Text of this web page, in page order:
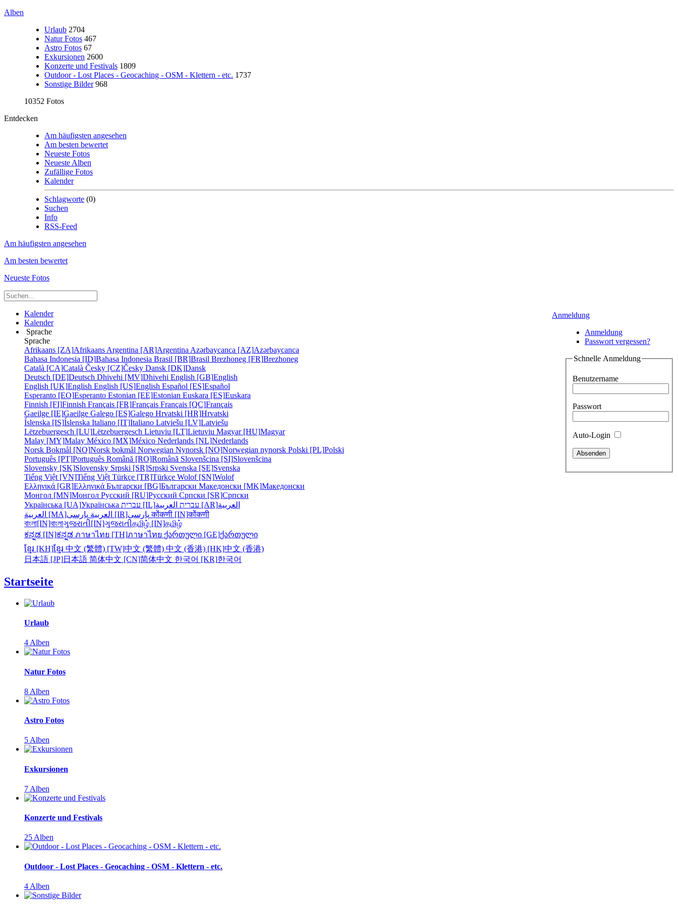
Alben
Urlaub 2704
Natur Fotos 467
Astro Fotos 67
Exkursionen 2600
Konzerte und Festivals 1809
Outdoor - Lost Places - Geocaching - OSM - Klettern - etc. 1737
Sonstige Bilder 968
10352 Fotos
Entdecken
Am häufigsten angesehen
Am besten bewertet
Neueste Fotos
Neueste Alben
Zufällige Fotos
Kalender
Schlagworte (0)
Suchen
Info
RSS-Feed
Am häufigsten angesehen
Am besten bewertet
Neueste Fotos
Anmeldung
Anmeldung
Passwort vergessen?
Schnelle Anmeldung
Benutzername
Passwort
Auto-Login
Kalender
Kalender
Sprache
Sprache
Afrikaans [ZA]Afrikaans Argentina [AR]Argentina Azərbaycanca [AZ]Azərbaycanca
Bahasa Indonesia [ID]Bahasa Indonesia Brasil [BR]Brasil Brezhoneg [FR]Brezhoneg
Català [CA]Català Česky [CZ]Česky Dansk [DK]Dansk
Deutsch [DE]Deutsch Dhivehi [MV]Dhivehi English [GB]English
English [UK]English English [US]English Español [ES]Español
Esperanto [EO]Esperanto Estonian [EE]Estonian Euskara [ES]Euskara
Finnish [FI]Finnish Français [FR]Français Français [QC]Français
Gaeilge [IE]Gaeilge Galego [ES]Galego Hrvatski [HR]Hrvatski
Íslenska [IS]Íslenska Italiano [IT]Italiano Latviešu [LV]Latviešu
Lëtzebuergesch [LU]Lëtzebuergesch Lietuviu [LT]Lietuviu Magyar [HU]Magyar
Malay [MY]Malay México [MX]México Nederlands [NL]Nederlands
Norsk Bokmål [NO]Norsk bokmål Norwegian Nynorsk [NO]Norwegian nynorsk Polski [PL]Polski
Português [PT]Português Română [RO]Română Slovenšcina [SI]Slovenšcina
Slovensky [SK]Slovensky Srpski [SR]Srpski Svenska [SE]Svenska
Tiếng Việt [VN]Tiếng Việt Türkçe [TR]Türkçe Wolof [SN]Wolof
Ελληνικά [GR]Ελληνικά Български [BG]Български Македонски [MK]Македонски
Монгол [MN]Монгол Русский [RU]Русский Српски [SR]Српски
Українська [UA]Українська עברית [IL] עברית العربية [AR]العربية
العربية [MA]
العربية پارسی [IR] پارسیकोंकणी [IN]कोंकणी
বাংলা[IN]বাংলাગુજરાતી[IN]ગુજરાતીதமிழ் [IN]தமிழ்
ಕನ್ನಡ [IN]ಕನ್ನಡ ภาษาไทย [TH]ภาษาไทย ქართული [GE]ქართული
ខ្មែរ [KH]ខ្មែរ 中文 (繁體) [TW]中文 (繁體) 中文 (香港) [HK]中文 (香港)
日本語 [JP]日本語 简体中文 [CN]简体中文 한국어 [KR]한국어
Startseite
Urlaub
4 Alben
Natur Fotos
8 Alben
Astro Fotos
5 Alben
Exkursionen
7 Alben
Konzerte und Festivals
25 Alben
Outdoor - Lost Places - Geocaching - OSM - Klettern - etc.
4 Alben